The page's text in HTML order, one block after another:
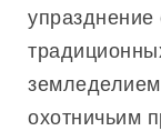
охотничьим